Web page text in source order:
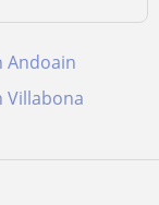
Andoain
Villabona